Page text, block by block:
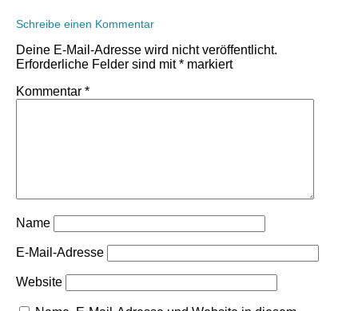
Schreibe einen Kommentar
Deine E-Mail-Adresse wird nicht veröffentlicht.
Erforderliche Felder sind mit* markiert
Kommentar *
Name
E-Mail-Adresse
Website